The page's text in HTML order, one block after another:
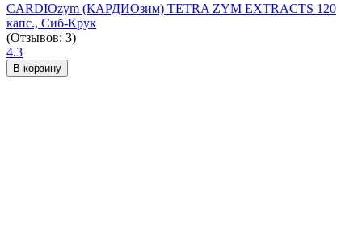
CARDIOzym (КАРДИОзим) TETRA ZYM EXTRACTS 120
капс., Сиб-Крук
(Отзывов: 3)
4.3
В корзину